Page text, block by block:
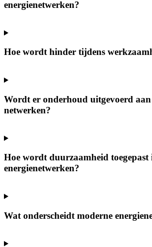
energienetwerken?
Hoe wordt hinder tijdens
Wordt er onderhoud uitgevoerd aan
netwerken?
Hoe wordt duurzaamheid toegepast
energienetwerken?
Wat onderscheidt moderne